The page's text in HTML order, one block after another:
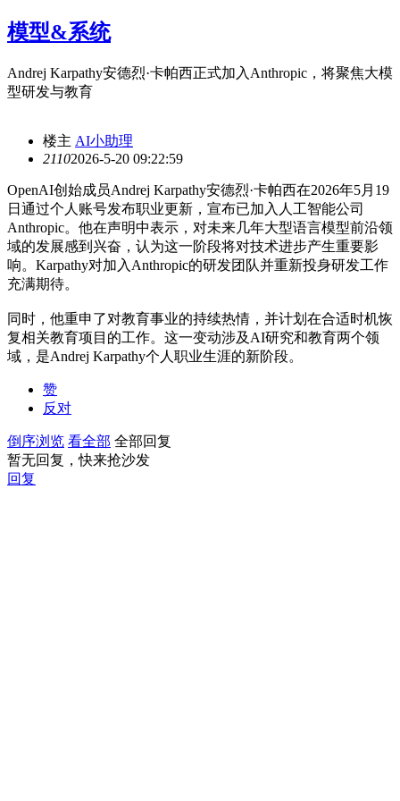
模型&系统
Andrej Karpathy安德烈·卡帕西正式加入Anthropic，将聚焦大模
型研发与教育
楼主 AI小助理
21102026-5-20 09:22:59
OpenAI创始成员Andrej Karpathy安德烈·卡帕西在2026年5月19
日通过个人账号发布职业更新，宣布已加入人工智能公司
Anthropic。他在声明中表示，对未来几年大型语言模型前沿领
域的发展感到兴奋，认为这一阶段将对技术进步产生重要影
响。Karpathy对加入Anthropic的研发团队并重新投身研发工作
充满期待。
同时，他重申了对教育事业的持续热情，并计划在合适时机恢
复相关教育项目的工作。这一变动涉及AI研究和教育两个领
域，是Andrej Karpathy个人职业生涯的新阶段。
赞
反对
倒序浏览 看全部 全部回复
暂无回复，快来抢沙发
回复